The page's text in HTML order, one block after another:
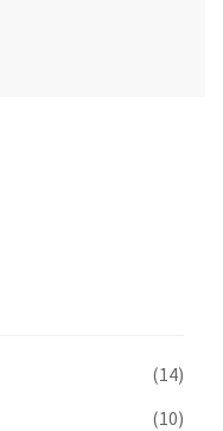
(14)
(10)